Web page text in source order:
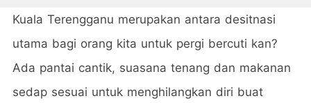
Kuala Terengganu merupakan antara desitnasi
utama bagi orang kita untuk pergi bercuti kan?
Ada pantai cantik, suasana tenang dan makanan
sedap sesuai untuk menghilangkan diri buat